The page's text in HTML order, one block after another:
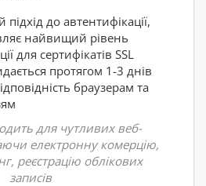
до автентифікації,
найвищий рівень
для сертифікатів SSL
протягом 1-3 днів
браузерам та
для чутливих веб-
електронну комерцію,
реєстрацію облікових
записів